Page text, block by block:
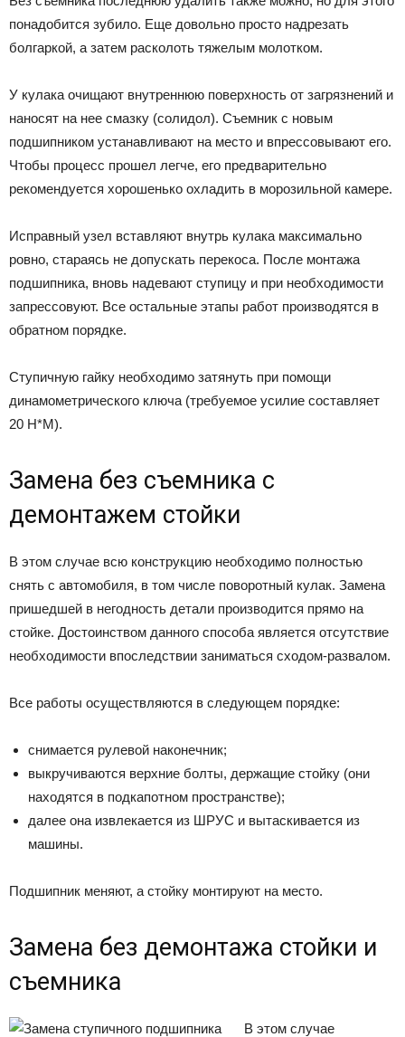
понадобится зубило. Еще довольно просто надрезать
болгаркой, а затем расколоть тяжелым молотком.
У кулака очищают внутреннюю поверхность от загрязнений и
наносят на нее смазку (солидол). Съемник с новым
подшипником устанавливают на место и впрессовывают его.
Чтобы процесс прошел легче, его предварительно
рекомендуется хорошенько охладить в морозильной камере.
Исправный узел вставляют внутрь кулака максимально
ровно, стараясь не допускать перекоса. После монтажа
подшипника, вновь надевают ступицу и при необходимости
запрессовуют. Все остальные этапы работ производятся в
обратном порядке.
Ступичную гайку необходимо затянуть при помощи
динамометрического ключа (требуемое усилие составляет
20 Н*М).
Замена без съемника с
демонтажем стойки
В этом случае всю конструкцию необходимо полностью
снять с автомобиля, в том числе поворотный кулак. Замена
пришедшей в негодность детали производится прямо на
стойке. Достоинством данного способа является отсутствие
необходимости впоследствии заниматься сходом-развалом.
Все работы осуществляются в следующем порядке:
снимается рулевой наконечник;
выкручиваются верхние болты, держащие стойку (они
находятся в подкапотном пространстве);
далее она извлекается из ШРУС и вытаскивается из
машины.
Подшипник меняют, а стойку монтируют на место.
Замена без демонтажа стойки и
съемника
В этом случае